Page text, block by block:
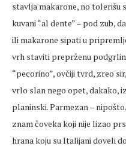
stavlja makarone, no tolerišu
kuvani “al dente” – pod zub,
ili makarone sipati u
vrh staviti preprženu
“pecorino”, ovčiji tvrd, zreo
vrlo slan nego opet, dakako,
planinski. Parmezan –
znam čoveka koji nije lizao
hrana koju su Italijani doveli